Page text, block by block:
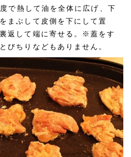
で熱して油を全体に広げ、下
まぶして皮側を下にして置
返して端に寄せる。※蓋をす
びちりなどもありません。